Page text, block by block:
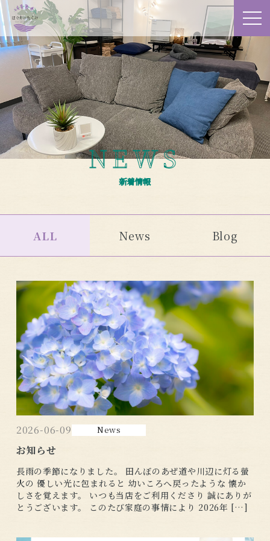
NEWS
新着情報
ALL News Blog
2026-06-09 News
お知らせ
長雨の季節になりました。 田んぼのあぜ道や川辺に灯る螢
火の 優しい光に包まれると 幼いころへ戻ったような 懐か
しさを覚えます。 いつも当店をご利用くださり 誠にありが
とうございます。 このたび家庭の事情により 2026年 […]